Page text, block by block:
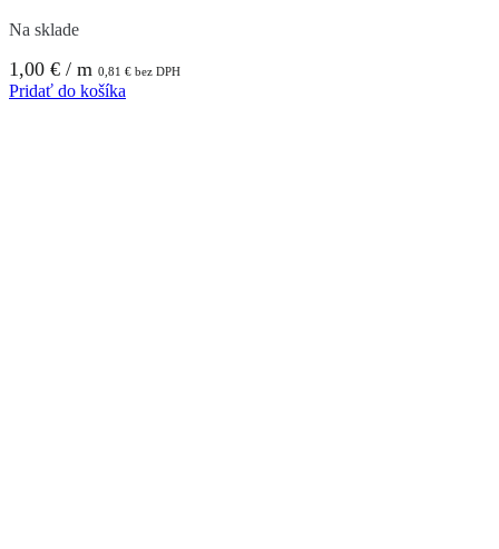
Na sklade
1,00 € / m 0,81 € bez DPH
Pridať do košíka